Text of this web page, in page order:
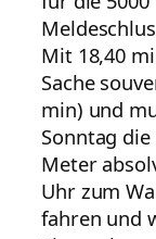
Mit 18,40
Sache
min) und
Sonntag
Meter
Uhr zum
fahren und